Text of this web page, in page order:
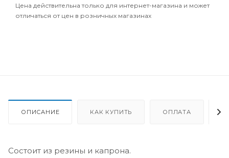
Цена действительна только для интернет-магазина и может
отличаться от цен в розничных магазинах
ОПИСАНИЕ КАК КУПИТЬ ОПЛАТА
Состоит из резины и капрона.